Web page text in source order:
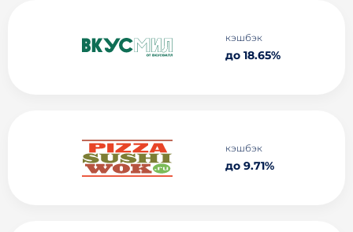
кэшбэк
до 18.65%
кэшбэк
до 9.71%